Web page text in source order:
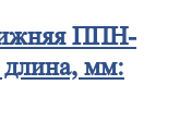
ППН-
мм: